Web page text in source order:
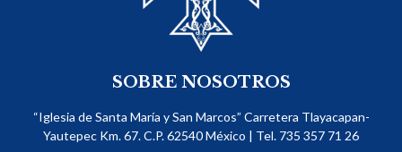
SOBRE NOSOTROS
“Iglesia de Santa María y San Marcos” Carretera Tlayacapan-
Yautepec Km. 67. C.P. 62540​ México | Tel. 735 357 71 26